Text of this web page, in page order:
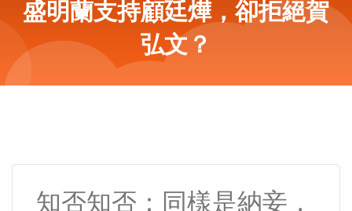
盛明蘭支持顧廷燁，卻拒絕賀
弘文？
知否知否：同樣是納妾，